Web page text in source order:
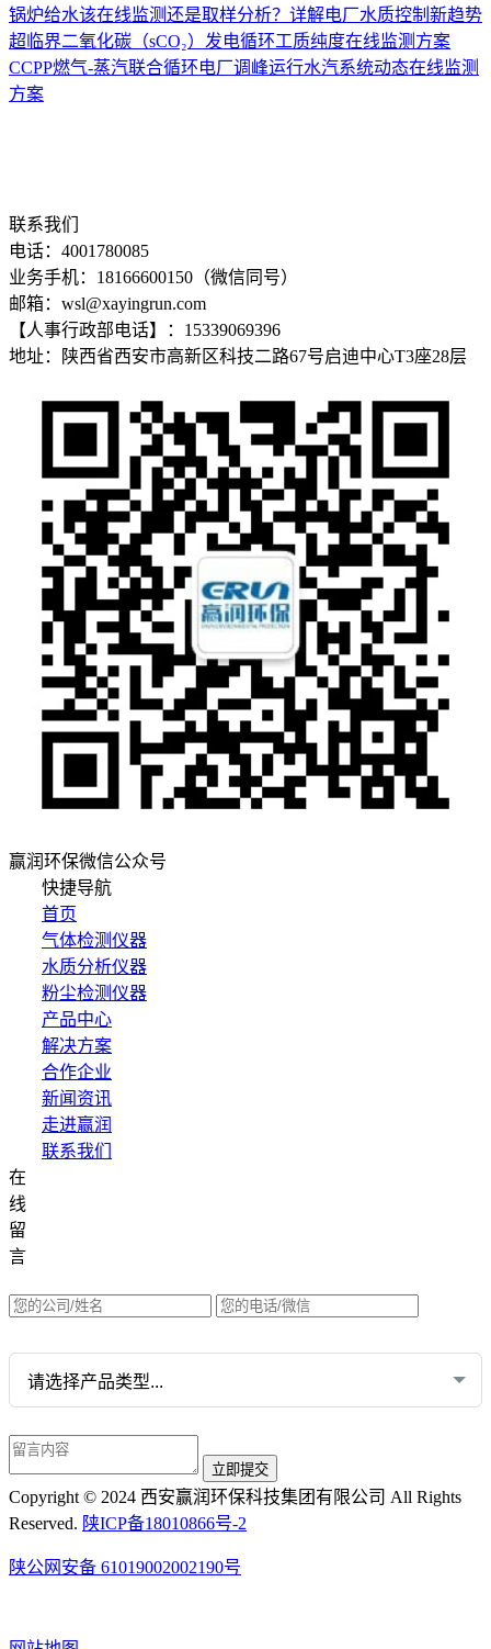
锅炉给水该在线监测还是取样分析？详解电厂水质控制新趋势
超临界二氧化碳（sCO₂）发电循环工质纯度在线监测方案
CCPP燃气-蒸汽联合循环电厂调峰运行水汽系统动态在线监测
方案
联系我们
电话：4001780085
业务手机：18166600150（微信同号）
邮箱：wsl@xayingrun.com
【人事行政部电话】：15339069396
地址：陕西省西安市高新区科技二路67号启迪中心T3座28层
赢润环保微信公众号
快捷导航
首页
气体检测仪器
水质分析仪器
粉尘检测仪器
产品中心
解决方案
合作企业
新闻资讯
走进赢润
联系我们
在
线
留
言
Copyright © 2024 西安赢润环保科技集团有限公司 All Rights
Reserved. 陕ICP备18010866号-2
陕公网安备 61019002002190号